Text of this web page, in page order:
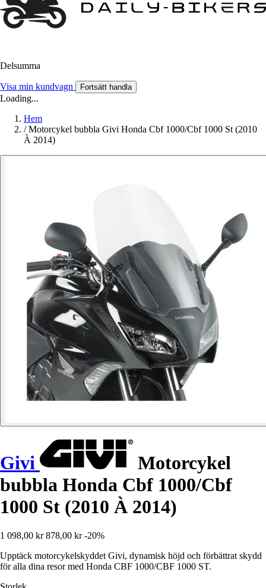
Delsumma
Visa min kundvagn Fortsätt handla
Loading...
Hem
/ Motorcykel bubbla Givi Honda Cbf 1000/Cbf 1000 St (2010
À 2014)
Givi
Motorcykel
bubbla Honda Cbf 1000/Cbf
1000 St (2010 À 2014)
1 098,00 kr 878,00 kr -20%
Upptäck motorcykelskyddet Givi, dynamisk höjd och förbättrat skydd
för alla dina resor med Honda CBF 1000/CBF 1000 ST.